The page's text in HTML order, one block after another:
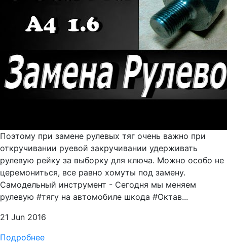
Поэтому при замене рулевых тяг очень важно при
откручивании руевой закручивании удерживать
рулевую рейку за выборку для ключа. Можно особо не
церемониться, все равно хомуты под замену.
Самодельный инструмент - Сегодня мы меняем
рулевую #тягу на автомобиле шкода #Октав...
21 Jun 2016
Подробнее